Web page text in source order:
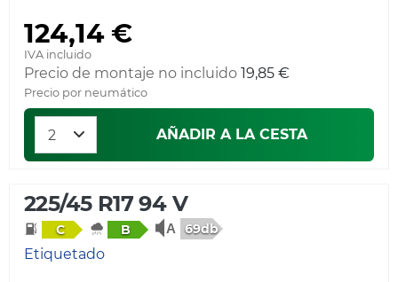
124,14 €
IVA incluido
Precio de montaje no incluido 19,85 €
Precio por neumático
AÑADIR A LA CESTA
225/45 R17 94 V
C B 69db
Etiquetado